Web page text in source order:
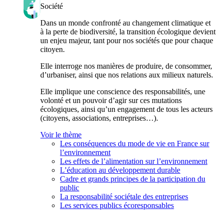
Société
Dans un monde confronté au changement climatique et
à la perte de biodiversité, la transition écologique devient
un enjeu majeur, tant pour nos sociétés que pour chaque
citoyen.
Elle interroge nos manières de produire, de consommer,
d’urbaniser, ainsi que nos relations aux milieux naturels.
Elle implique une conscience des responsabilités, une
volonté et un pouvoir d’agir sur ces mutations
écologiques, ainsi qu’un engagement de tous les acteurs
(citoyens, associations, entreprises…).
Voir le thème
Les conséquences du mode de vie en France sur
l’environnement
Les effets de l’alimentation sur l’environnement
L’éducation au développement durable
Cadre et grands principes de la participation du
public
La responsabilité sociétale des entreprises
Les services publics écoresponsables